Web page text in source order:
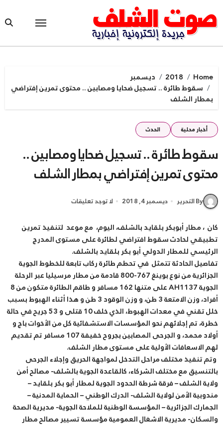
to
content
Home
2018
ديسمبر
سقوط طائرة .. تسجيل ضحايا ومصابين .. محتوى تمرين إفتراضي
بمطار الشلف
أخبار محلية الحدث
سقوط طائرة .. تسجيل ضحايا ومصابين ..
محتوى تمرين إفتراضي بمطار الشلف
By التحرير ديسمبر 4, 2018 لا توجد تعليقات
كان ، مطار أبوبكر بلقايد بالشلف، اليوم، مع موعد لتنفيذ تمرين
تطبيقي لحادث سقوط افتراضي لطائرة على مستوى المدرج
الرئيسي للمطار الدولي أبو بكر بلقايد بالشلف.
تفاصيل الحادثة تتمثل في تحطم طائرة ركاب تابعة للخطوط الجوية
الجزائرية من نوع بوينغ 767-800 قادمة من مطار مرسيليا عبر الرحلة
الجوية AH1137 على متنها 162 مسافر و طاقم الطائرة متكون من 8
أفراد، وزن الامتعة 3 طن، و وزن الوقود 3 طن و هذا أثناء الهبوط بسبب
خلل تقني في معدات الهبوط، الذي خلف 10 قتلى و 53 جريح في حالة
خطرة، تم إجلائهم نحو المؤسسات الاستشفائية كل من الأخوات باج و
أولاد محمد، و الجرحى المصابين بجروح خفيفة 107 مسافر تم تقديم
لهم الاسعافات الأولية على مستوى مطار الشلف.
وتم تنفيذ مختلف مراحل التدخل لمواجهة الحريق وإجلاء الجرحى
بالتنسيق مع مختلف الشركاء، كالقاعدة الجوية بالشلف- مصالح أمن
ولاية الشلف – فرقة شرطة الحدود الجوية لمطار أبو بكر بلقايد –
مندوبية الأمن لولاية الشلف- الدرك الوطني – الحماية المدنية –
الجمارك الجزائرية – المؤسسة الوطنية للملاحة الجوية- مديرية الصحة
والسكان- مديرية الاشغال العمومية مؤسسة تسيير مصالح مطار